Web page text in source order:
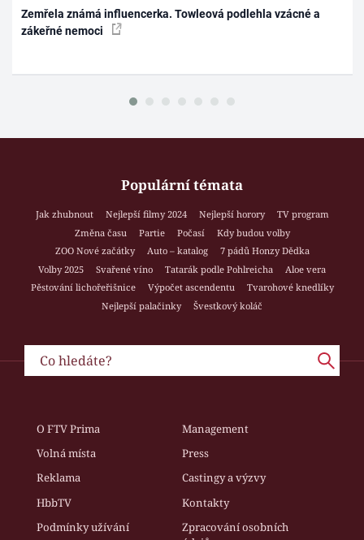
Zemřela známá influencerka. Towleová podlehla vzácné a
zákeřné nemoci
Populární témata
Jak zhubnout Nejlepší filmy 2024 Nejlepší horory
TV program
Změna času
Partie Počasí
Kdy budou volby
ZOO Nové začátky
Auto – katalog
7 pádů Honzy Dědka
Volby 2025
Svařené víno Tatarák podle Pohlreicha
Aloe vera
Pěstování lichořeřišnice
Výpočet ascendentu
Tvarohové knedlíky
Nejlepší palačinky
Švestkový koláč
O FTV Prima
Management
Volná místa
Press
Reklama
Castingy a výzvy
HbbTV
Kontakty
Podmínky užívání
Zpracování osobních